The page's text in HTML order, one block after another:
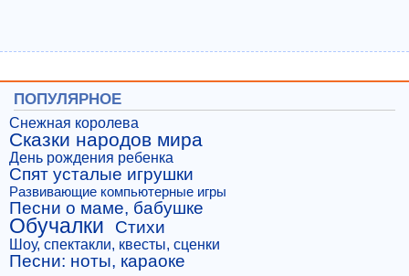
ПОПУЛЯРНОЕ
Снежная королева
Сказки народов мира
День рождения ребенка
Спят усталые игрушки
Развивающие компьютерные игры
Песни о маме, бабушке
Обучалки Стихи
Шоу, спектакли, квесты, сценки
Песни: ноты, караоке